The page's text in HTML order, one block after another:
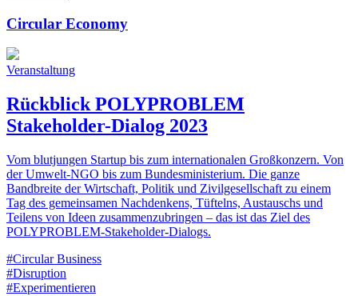
Circular Economy
Veranstaltung
Rückblick POLYPROBLEM
Stakeholder-Dialog 2023
Vom blutjungen Startup bis zum internationalen Großkonzern. Von
der Umwelt-NGO bis zum Bundesministerium. Die ganze
Bandbreite der Wirtschaft, Politik und Zivilgesellschaft zu einem
Tag des gemeinsamen Nachdenkens, Tüftelns, Austauschs und
Teilens von Ideen zusammenzubringen – das ist das Ziel des
POLYPROBLEM-Stakeholder-Dialogs.
#Circular Business
#Disruption
#Experimentieren